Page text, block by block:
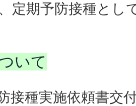
定期予防接種とし
いて
接種実施依頼書交